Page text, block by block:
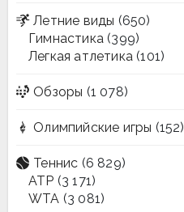
Летние виды (650)
Гимнастика (399)
Легкая атлетика (101)
Обзоры (1 078)
Олимпийские игры (152)
Теннис (6 829)
ATP (3 171)
WTA (3 081)